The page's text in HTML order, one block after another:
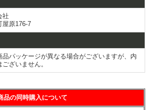
社
屋原176-7
パッケージが異なる場合がございますが、内
ざいません。
品の同時購入について